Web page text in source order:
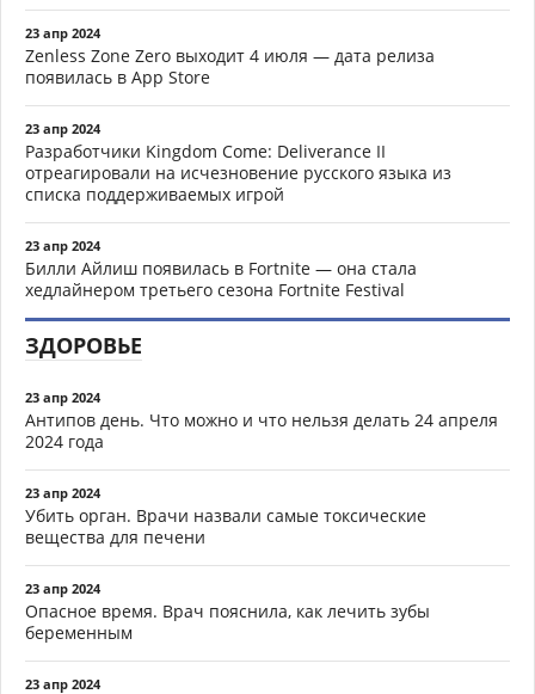
23 апр 2024
Zenless Zone Zero выходит 4 июля — дата релиза
появилась в App Store
23 апр 2024
Разработчики Kingdom Come: Deliverance II
отреагировали на исчезновение русского языка из
списка поддерживаемых игрой
23 апр 2024
Билли Айлиш появилась в Fortnite — она стала
хедлайнером третьего сезона Fortnite Festival
ЗДОРОВЬЕ
23 апр 2024
Антипов день. Что можно и что нельзя делать 24 апреля
2024 года
23 апр 2024
Убить орган. Врачи назвали самые токсические
вещества для печени
23 апр 2024
Опасное время. Врач пояснила, как лечить зубы
беременным
23 апр 2024